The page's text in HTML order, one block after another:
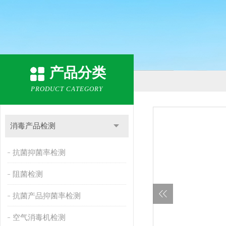
产品分类
PRODUCT CATEGORY
消毒产品检测
抗菌抑菌率检测
阻菌检测
抗菌产品抑菌率检测
空气消毒机检测